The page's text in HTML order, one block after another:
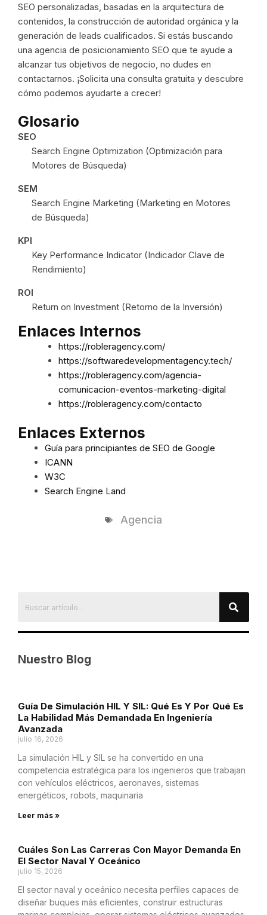
SEO personalizadas, basadas en la arquitectura de
contenidos, la construcción de autoridad orgánica y la
generación de leads cualificados. Si estás buscando
una agencia de posicionamiento SEO que te ayude a
alcanzar tus objetivos de negocio, no dudes en
contactarnos. ¡Solicita una consulta gratuita y descubre
cómo podemos ayudarte a crecer!
Glosario
SEO
Search Engine Optimization (Optimización para
Motores de Búsqueda)
SEM
Search Engine Marketing (Marketing en Motores
de Búsqueda)
KPI
Key Performance Indicator (Indicador Clave de
Rendimiento)
ROI
Return on Investment (Retorno de la Inversión)
Enlaces Internos
https://robleragency.com/
https://softwaredevelopmentagency.tech/
https://robleragency.com/agencia-
comunicacion-eventos-marketing-digital
https://robleragency.com/contacto
Enlaces Externos
Guía para principiantes de SEO de Google
ICANN
W3C
Search Engine Land
Agencia
Nuestro Blog
Guía De Simulación HIL Y SIL: Qué Es Y Por Qué Es
La Habilidad Más Demandada En Ingeniería
Avanzada
julio 16, 2026
La simulación HIL y SIL se ha convertido en una
competencia estratégica para los ingenieros que trabajan
con vehículos eléctricos, aeronaves, sistemas
energéticos, robots, maquinaria
Leer más »
Cuáles Son Las Carreras Con Mayor Demanda En
El Sector Naval Y Oceánico
julio 15, 2026
El sector naval y oceánico necesita perfiles capaces de
diseñar buques más eficientes, construir estructuras